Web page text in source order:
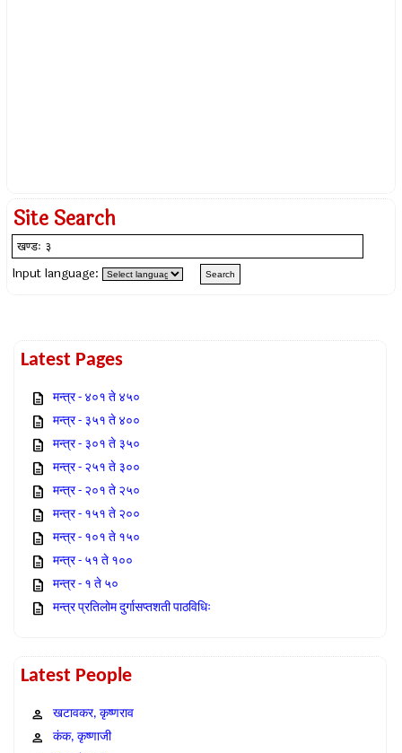
Site Search
Input language:
Latest Pages
मन्त्र - ४०१ ते ४५०
मन्त्र - ३५१ ते ४००
मन्त्र - ३०१ ते ३५०
मन्त्र - २५१ ते ३००
मन्त्र - २०१ ते २५०
मन्त्र - १५१ ते २००
मन्त्र - १०१ ते १५०
मन्त्र - ५१ ते १००
मन्त्र - १ ते ५०
मन्त्र प्रतिलोम दुर्गासप्तशती पाठविधिः
Latest People
खटावकर, कृष्णराव
कंक, कृष्णाजी